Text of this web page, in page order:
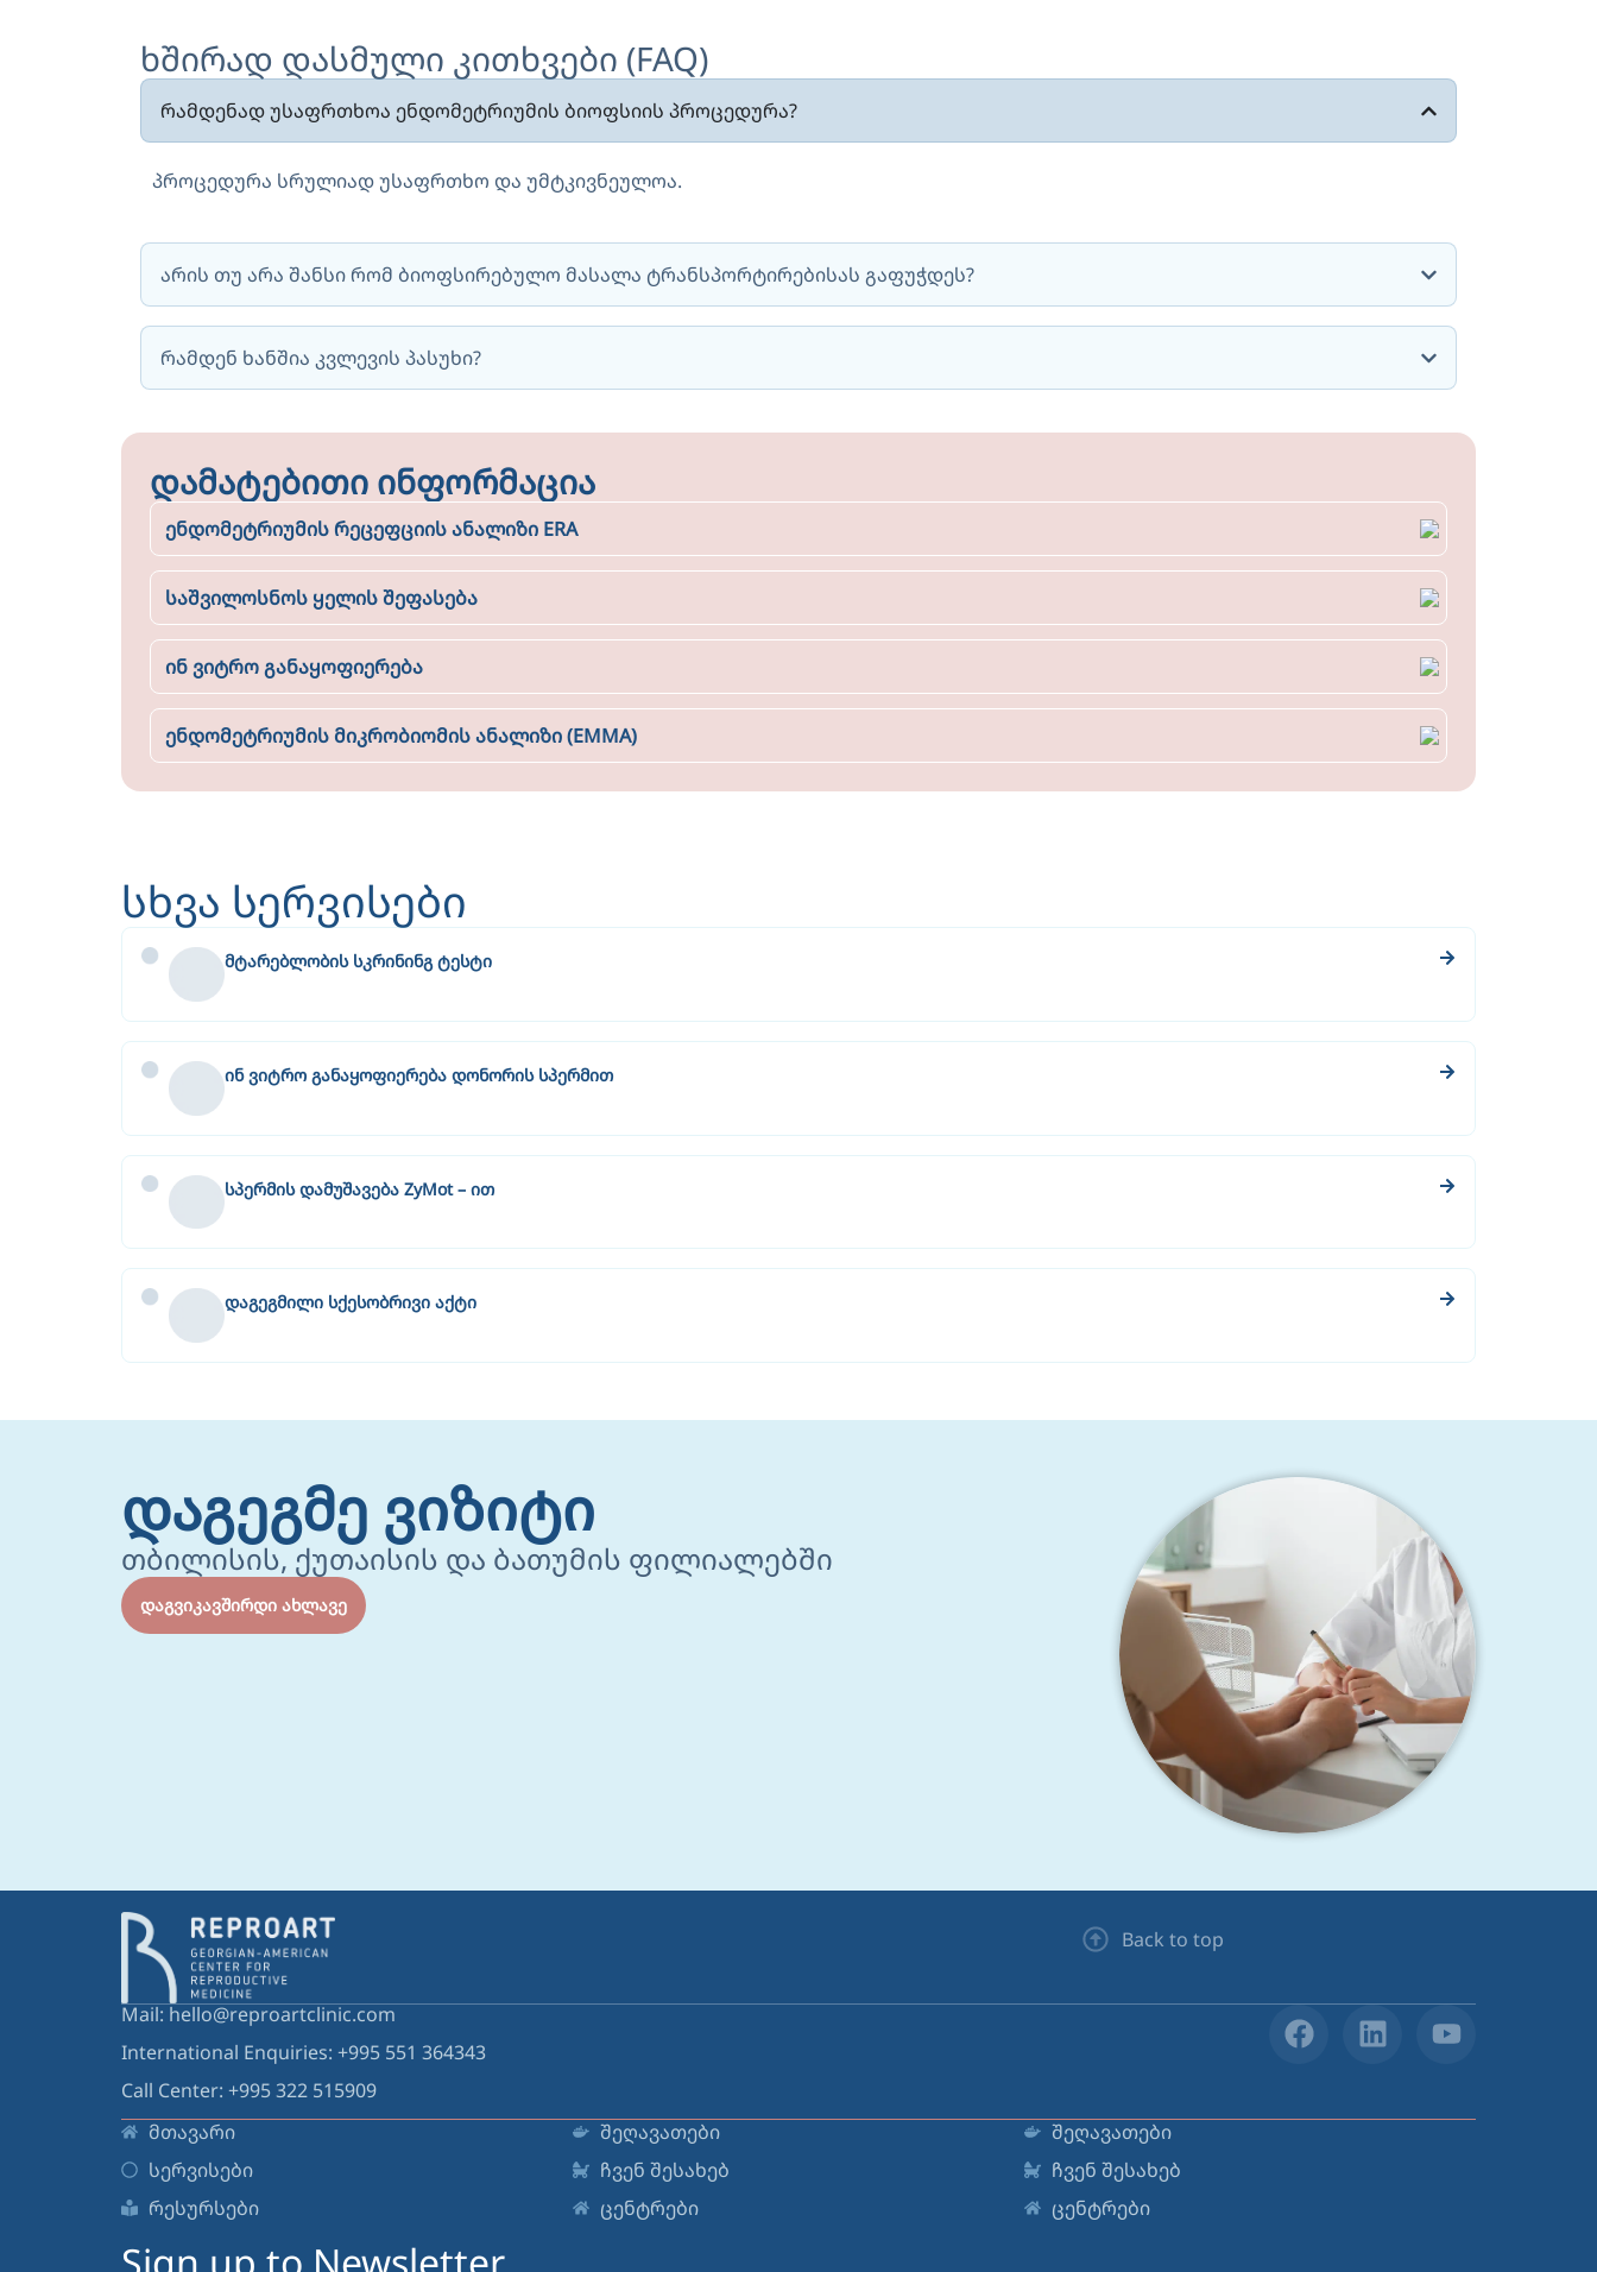
ხშირად დასმული კითხვები (FAQ)
რამდენად უსაფრთხოა ენდომეტრიუმის ბიოფსიის პროცედურა?
პროცედურა სრულიად უსაფრთხო და უმტკივნეულოა.
არის თუ არა შანსი რომ ბიოფსირებულო მასალა ტრანსპორტირებისას გაფუჭდეს?
რამდენ ხანშია კვლევის პასუხი?
დამატებითი ინფორმაცია
ენდომეტრიუმის რეცეფციის ანალიზი ERA
საშვილოსნოს ყელის შეფასება
ინ ვიტრო განაყოფიერება
ენდომეტრიუმის მიკრობიომის ანალიზი (EMMA)
სხვა სერვისები
მტარებლობის სკრინინგ ტესტი
ინ ვიტრო განაყოფიერება დონორის სპერმით
სპერმის დამუშავება ZyMot – ით
დაგეგმილი სქესობრივი აქტი
დაგეგმე ვიზიტი
თბილისის, ქუთაისის და ბათუმის ფილიალებში
დაგვიკავშირდი ახლავე
Back to top
Mail: hello@reproartclinic.com
International Enquiries: +995 551 364343
Call Center: +995 322 515909
მთავარი
სერვისები
რესურსები
შეღავათები
ჩვენ შესახებ
ცენტრები
შეღავათები
ჩვენ შესახებ
ცენტრები
Sign up to Newsletter